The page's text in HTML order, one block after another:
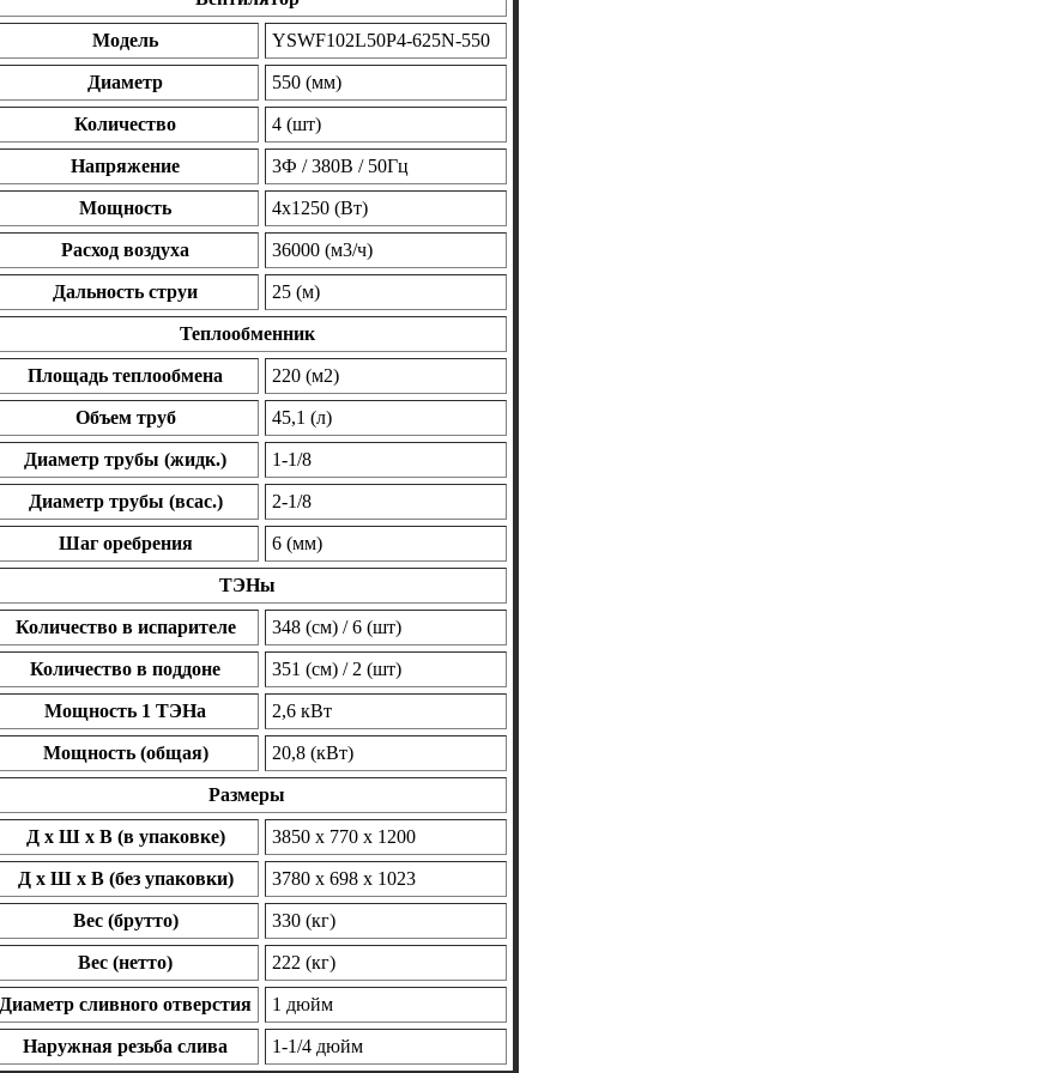
Модель YSWF102L50P4-625N-550
Диаметр 550 (мм)
Количество 4 (шт)
Напряжение 3Ф / 380В / 50Гц
Мощность 4х1250 (Вт)
Расход воздуха 36000 (м3/ч)
Дальность струи 25 (м)
Теплообменник
Площадь теплообмена 220 (м2)
Объем труб 45,1 (л)
Диаметр трубы (жидк.) 1-1/8
Диаметр трубы (всас.) 2-1/8
Шаг оребрения 6 (мм)
ТЭНы
Количество в испарителе 348 (см) / 6 (шт)
Количество в поддоне 351 (см) / 2 (шт)
Мощность 1 ТЭНа 2,6 кВт
Мощность (общая) 20,8 (кВт)
Размеры
Д х Ш х В (в упаковке) 3850 х 770 х 1200
Д х Ш х В (без упаковки) 3780 х 698 х 1023
Вес (брутто) 330 (кг)
Вес (нетто) 222 (кг)
Диаметр сливного отверстия 1 дюйм
Наружная резьба слива 1-1/4 дюйм